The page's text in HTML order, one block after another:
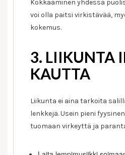
Kokkaaminen yhdessä
voi olla paitsi virkistävää,
kokemus.
3. LIIKUNTA
KAUTTA
Liikunta ei aina tarkoita
lenkkejä. Usein pieni
tuomaan virkeyttä ja